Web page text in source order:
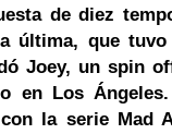
de diez
última, que
Joey, un spin
en Los
la serie Mad